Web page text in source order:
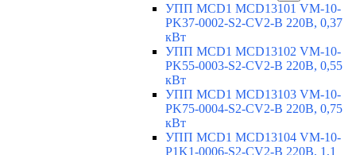
УПП MCD1 MCD13101 VM-10-
PK37-0002-S2-CV2-B 220В, 0,37
кВт
УПП MCD1 MCD13102 VM-10-
PK55-0003-S2-CV2-B 220В, 0,55
кВт
УПП MCD1 MCD13103 VM-10-
PK75-0004-S2-CV2-B 220В, 0,75
кВт
УПП MCD1 MCD13104 VM-10-
P1K1-0006-S2-CV2-B 220В, 1,1